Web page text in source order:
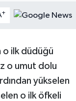
+
o ilk düdüğü
o umut dolu
yükselen
o ilk öfkeli